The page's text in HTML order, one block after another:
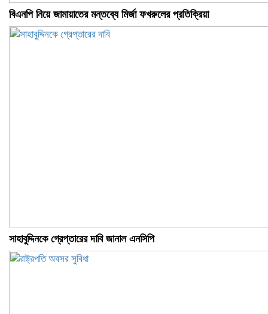
বিএনপি নিয়ে জামায়াতের মন্তব্যে মির্জা ফখরুলের প্রতিক্রিয়া
সাহাবুদ্দিনকে গ্রেপ্তারের দাবি জানাল এনসিপি